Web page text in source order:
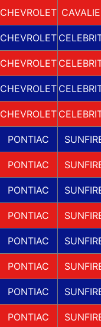
CHEVROLET
CHEVROLET
CHEVROLET
CHEVROLET
CHEVROLET
PONTIAC
PONTIAC
PONTIAC
PONTIAC
PONTIAC
PONTIAC
PONTIAC
PONTIAC